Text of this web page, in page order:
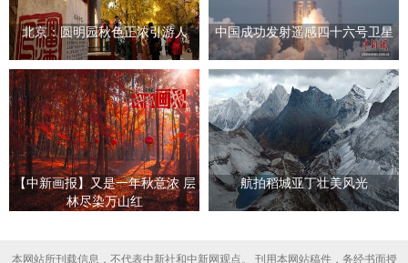
北京：圆明园秋色正浓引游人 中国成功发射遥感四十六号卫星
【中新画报】又是一年秋意浓 层
林尽染万山红
航拍稻城亚丁壮美风光
本网站所刊载信息，不代表中新社和中新网观点。 刊用本网站稿件，务经书面授